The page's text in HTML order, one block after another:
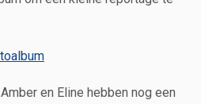
en Eline hebben nog een